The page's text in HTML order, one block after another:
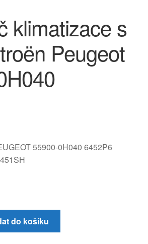
klimatizace s
Peugeot
55900-0H040 6452P6
do košíku